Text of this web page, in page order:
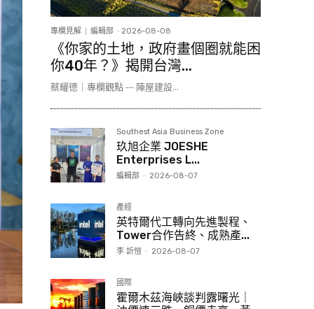
專欄見解 編輯部 - 2026-08-08
《你家的土地，政府畫個圈就能困
你40年？》揭開台灣...
蔡耀德｜專欄觀點 --- 陣屋建設...
Southest Asia Business Zone
玖旭企業 JOESHE
Enterprises L...
編輯部 - 2026-08-07
產經
英特爾代工轉向先進製程、
Tower合作告終、成熟產...
李 訢愷 - 2026-08-07
國際
霍爾木茲海峽談判露曙光｜